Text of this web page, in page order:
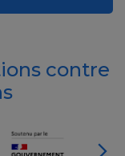
contre